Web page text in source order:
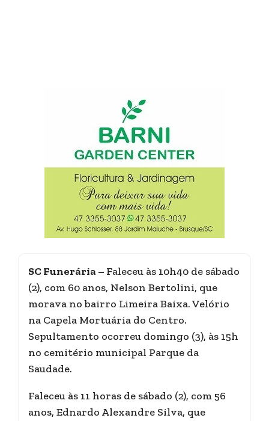
SC Funerária – Faleceu às 10h40 de sábado
(2), com 60 anos, Nelson Bertolini, que
morava no bairro Limeira Baixa. Velório
na Capela Mortuária do Centro.
Sepultamento ocorreu domingo (3), às 15h
no cemitério municipal Parque da
Saudade.
Faleceu às 11 horas de sábado (2), com 56
anos, Ednardo Alexandre Silva, que